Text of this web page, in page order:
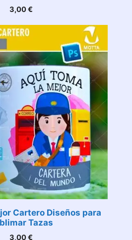
3,00€
Cartero Diseños para
Tazas
3,00€